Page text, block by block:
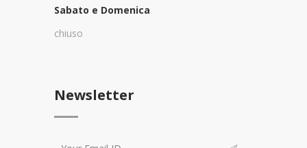
Sabato e Domenica
chiuso
Newsletter